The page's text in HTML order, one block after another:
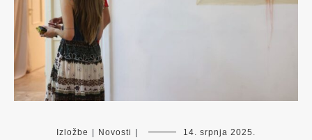
Izložbe Novosti 14. srpnja 2025.